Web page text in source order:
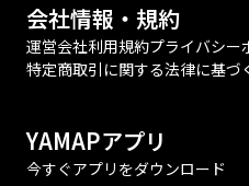
会社情報・規約
運営会社利用規約プライバシー
特定商取引に関する法律に基づ
YAMAPアプリ
今すぐアプリをダウンロード